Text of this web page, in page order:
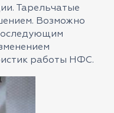
Тарельчатые
Возможно
работы НФС.